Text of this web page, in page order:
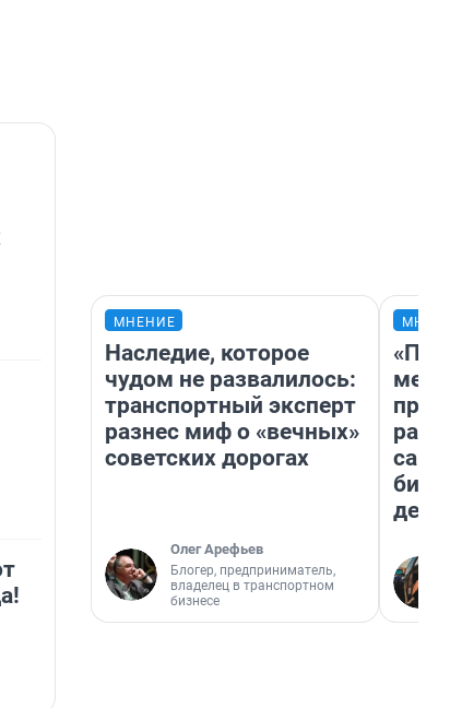
МНЕНИЕ
Наследие, которое
чудом не развалилось:
транспортный эксперт
разнес миф о «вечных»
советских дорогах
Олег Арефьев
Блогер, предприниматель,
владелец в транспортном
бизнесе